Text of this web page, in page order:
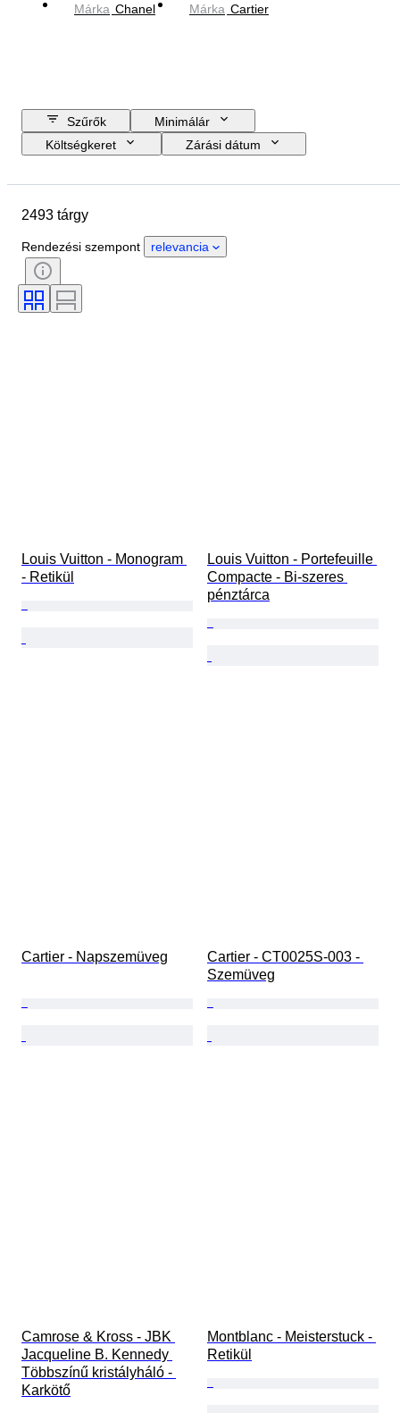
Márka Chanel Márka Cartier
Szűrők
Minimálár
Költségkeret
Zárási dátum
Anyag
Kő
Finomság
Stílus
Ruházat mérete
Ráírt méret
2493 tárgy
Rendezési szempont relevancia
Louis Vuitton - Monogram
- Retikül
Louis Vuitton - Portefeuille
Compacte - Bi-szeres
pénztárca
Cartier - Napszemüveg
Cartier - CT0025S-003 -
Szemüveg
Camrose & Kross - JBK
Jacqueline B. Kennedy
Többszínű kristályháló -
Karkötő
Montblanc - Meisterstuck -
Retikül